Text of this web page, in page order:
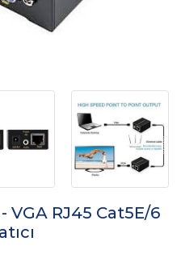
VGA RJ45 Cat5E/6